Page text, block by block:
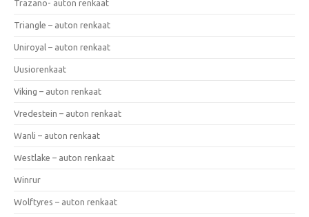
Trazano- auton renkaat
Triangle – auton renkaat
Uniroyal – auton renkaat
Uusiorenkaat
Viking – auton renkaat
Vredestein – auton renkaat
Wanli – auton renkaat
Westlake – auton renkaat
Winrur
Wolftyres – auton renkaat